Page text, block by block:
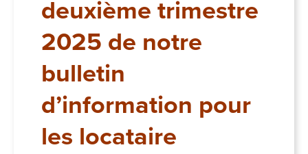
deuxième trimestre
2025 de notre
bulletin
d’information pour
les locataire